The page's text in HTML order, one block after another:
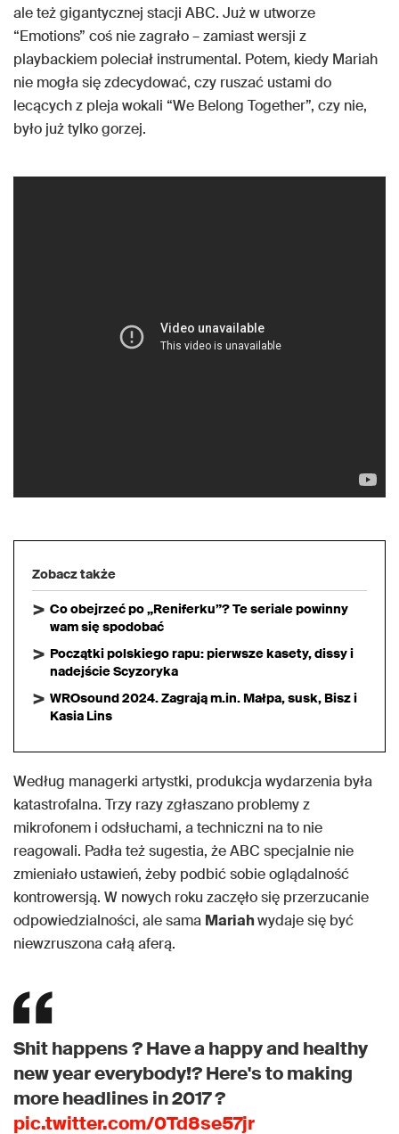
ale też gigantycznej stacji ABC. Już w utworze
“Emotions” coś nie zagrało – zamiast wersji z
playbackiem poleciał instrumental. Potem, kiedy Mariah
nie mogła się zdecydować, czy ruszać ustami do
lecących z pleja wokali “We Belong Together”, czy nie,
było już tylko gorzej.
Zobacz także
Co obejrzeć po „Reniferku”? Te seriale powinny
wam się spodobać
Początki polskiego rapu: pierwsze kasety, dissy i
nadejście Scyzoryka
WROsound 2024. Zagrają m.in. Małpa, susk, Bisz i
Kasia Lins
Według managerki artystki, produkcja wydarzenia była
katastrofalna. Trzy razy zgłaszano problemy z
mikrofonem i odsłuchami, a techniczni na to nie
reagowali. Padła też sugestia, że ABC specjalnie nie
zmieniało ustawień, żeby podbić sobie oglądalność
kontrowersją. W nowych roku zaczęło się przerzucanie
odpowiedzialności, ale sama Mariahwydaje się być
niewzruszona całą aferą.
Shit happens ? Have a happy and healthy
new year everybody!? Here's to making
more headlines in 2017 ?
pic.twitter.com/0Td8se57jr